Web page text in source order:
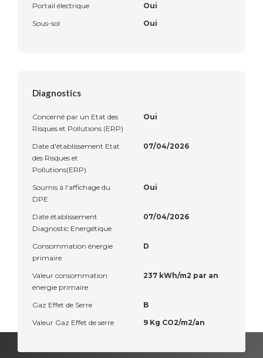
Portail électrique
Oui
Sous-sol
Oui
Diagnostics
Concerné par un Etat des
Risques et Pollutions (ERP)
Oui
Date d'établissement Etat
des Risques et
Pollutions(ERP)
07/04/2026
Soumis à l'affichage du
DPE
Oui
Date établissement
Diagnostic Energétique
07/04/2026
Consommation énergie
primaire
D
Valeur consommation
énergie primaire
237 kWh/m2 par an
Gaz Effet de Serre
B
Valeur Gaz Effet de serre
9 Kg CO2/m2/an